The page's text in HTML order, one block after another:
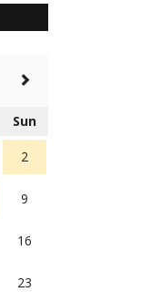
Sun
2
9
16
23